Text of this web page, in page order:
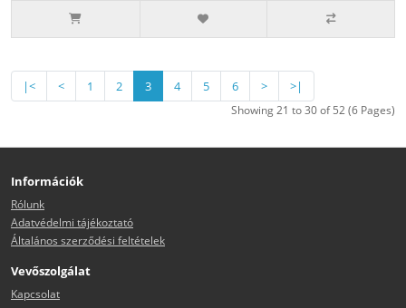
|< < 1 2 3 4 5 6 > >|
Showing 21 to 30 of 52 (6 Pages)
Információk
Rólunk
Adatvédelmi tájékoztató
Általános szerződési feltételek
Vevőszolgálat
Kapcsolat